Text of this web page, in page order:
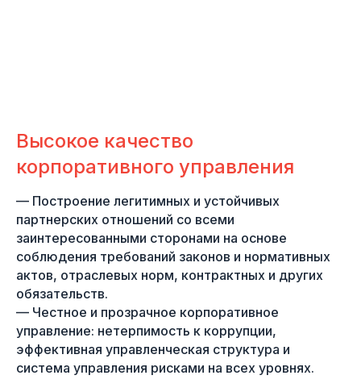
Высокое качество
корпоративного управления
— Построение легитимных и устойчивых
партнерских отношений со всеми
заинтересованными сторонами на основе
соблюдения требований законов и нормативных
актов, отраслевых норм, контрактных и других
обязательств.
— Честное и прозрачное корпоративное
управление: нетерпимость к коррупции,
эффективная управленческая структура и
система управления рисками на всех уровнях.